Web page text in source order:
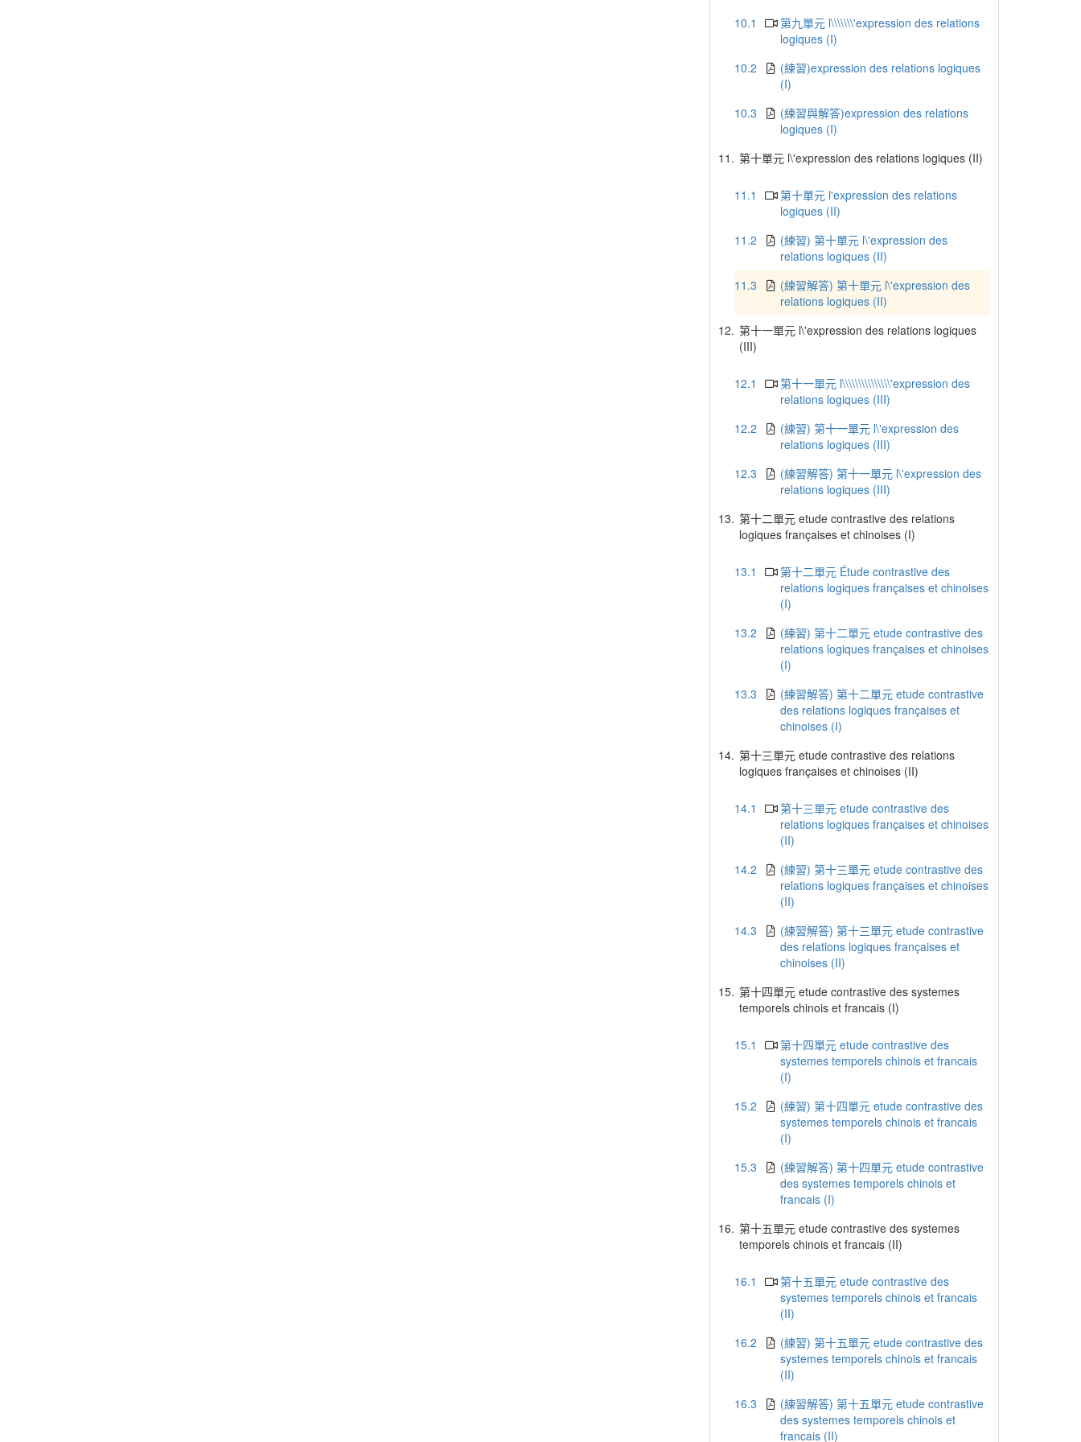
10.1
第九單元 l\\\\\\\'expression des relations
logiques (I)
10.2
(練習)expression des relations logiques
(I)
10.3
(練習與解答)expression des relations
logiques (I)
11. 第十單元 l\'expression des relations logiques (II)
11.1
第十單元 l'expression des relations
logiques (II)
11.2
(練習) 第十單元 l\'expression des
relations logiques (II)
11.3
(練習解答) 第十單元 l\'expression des
relations logiques (II)
12. 第十一單元 l\'expression des relations logiques
(III)
12.1
第十一單元 l\\\\\\\\\\\\\\\'expression des
relations logiques (III)
12.2
(練習) 第十一單元 l\'expression des
relations logiques (III)
12.3
(練習解答) 第十一單元 l\'expression des
relations logiques (III)
13. 第十二單元 etude contrastive des relations
logiques françaises et chinoises (I)
13.1
第十二單元 Étude contrastive des
relations logiques françaises et chinoises
(I)
13.2
(練習) 第十二單元 etude contrastive des
relations logiques françaises et chinoises
(I)
13.3
(練習解答) 第十二單元 etude contrastive
des relations logiques françaises et
chinoises (I)
14. 第十三單元 etude contrastive des relations
logiques françaises et chinoises (II)
14.1
第十三單元 etude contrastive des
relations logiques françaises et chinoises
(II)
14.2
(練習) 第十三單元 etude contrastive des
relations logiques françaises et chinoises
(II)
14.3
(練習解答) 第十三單元 etude contrastive
des relations logiques françaises et
chinoises (II)
15. 第十四單元 etude contrastive des systemes
temporels chinois et francais (I)
15.1
第十四單元 etude contrastive des
systemes temporels chinois et francais
(I)
15.2
(練習) 第十四單元 etude contrastive des
systemes temporels chinois et francais
(I)
15.3
(練習解答) 第十四單元 etude contrastive
des systemes temporels chinois et
francais (I)
16. 第十五單元 etude contrastive des systemes
temporels chinois et francais (II)
16.1
第十五單元 etude contrastive des
systemes temporels chinois et francais
(II)
16.2
(練習) 第十五單元 etude contrastive des
systemes temporels chinois et francais
(II)
16.3
(練習解答) 第十五單元 etude contrastive
des systemes temporels chinois et
francais (II)